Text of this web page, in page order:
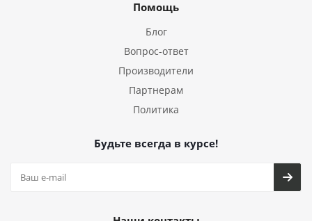
Помощь
Блог
Вопрос-ответ
Производители
Партнерам
Политика
Будьте всегда в курсе!